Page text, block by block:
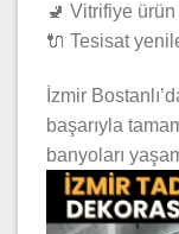
🚽 Vitrifiye
🔌 Tesisat
İzmir
başarıyla
banyoları